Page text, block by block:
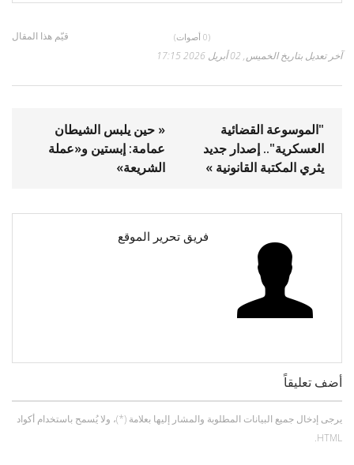
قيّم هذا المقال (0 أصوات)
آخر تعديل بتاريخ الخميس, 02 أبريل 2026 17:15
« حين يلبس الشيطان
عمامة: إبستين و«عملة
الشريعة»
"الموسوعة القضائية
العسكرية".. إصدار جديد
يثري المكتبة القانونية »
فريق تحرير الموقع
أضف تعليقاً
يرجى إدخال جميع البيانات المطلوبة والمشار إليها بعلامة (*)، ولا يُسمح باستخدام أكواد
HTML.